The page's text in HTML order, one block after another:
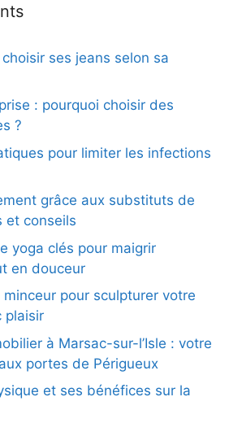
ses jeans selon sa
: pourquoi choisir des
?
pour limiter les infections
grâce aux substituts de
et conseils
yoga clés pour maigrir
en douceur
pour sculpturer votre
plaisir
à Marsac-sur-l’Isle : votre
portes de Périgueux
et ses bénéfices sur la